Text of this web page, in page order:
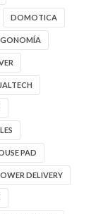
DOMOTICA
JALTECH
PAD
DELIVERY